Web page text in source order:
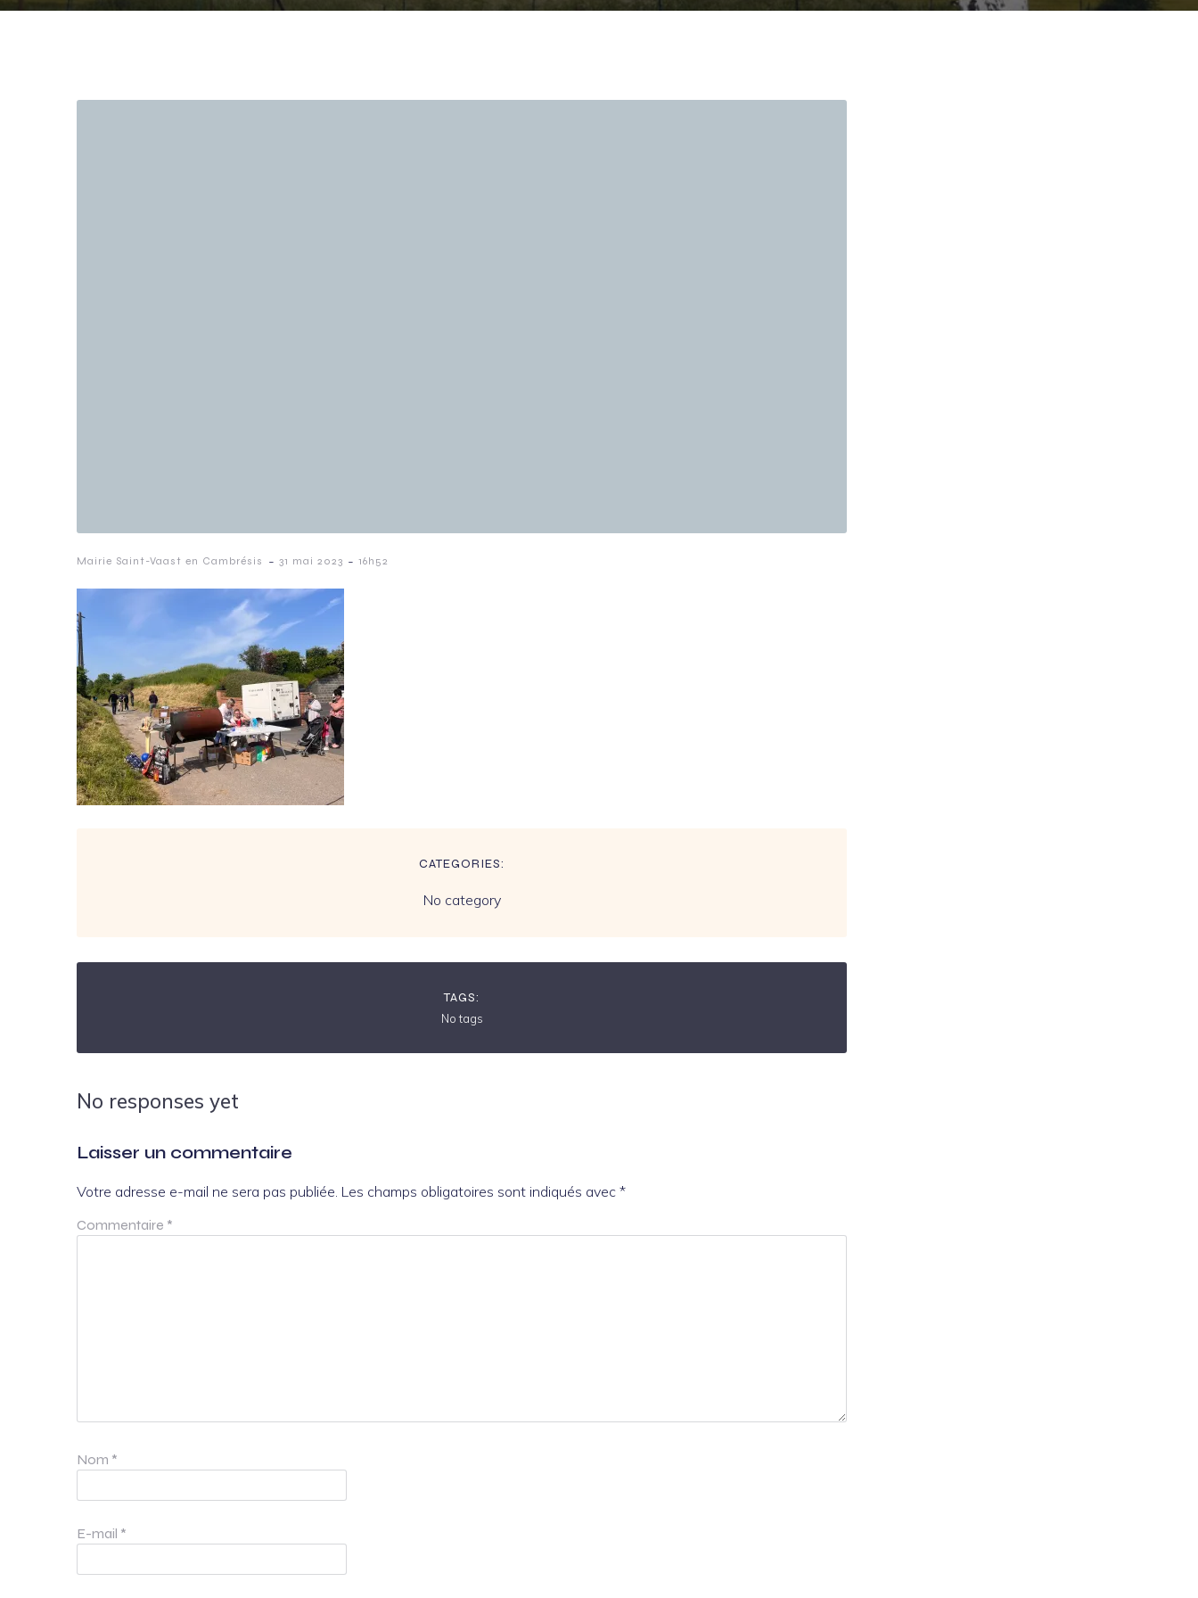
Mairie Saint-Vaast en Cambrésis - 31 mai 2023 - 16h52
CATEGORIES:
No category
TAGS:
No tags
No responses yet
Laisser un commentaire
Votre adresse e-mail ne sera pas publiée. Les champs obligatoires sont indiqués avec *
Commentaire *
Nom *
E-mail *